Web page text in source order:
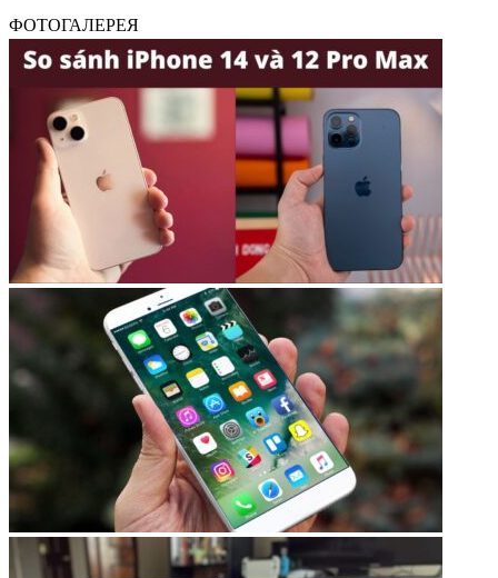
ФОТОГАЛЕРЕЯ